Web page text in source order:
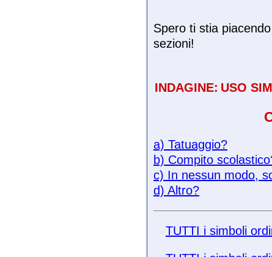
Spero ti stia
sezioni!
INDAGINE: USO
a) Tatuaggio?
b) Compito
c) In nessun modo,
d) Altro?
TUTTI i simboli